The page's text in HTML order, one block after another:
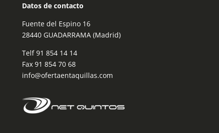
Datos de contacto
Fuente del Espino 16
28440 GUADARRAMA (Madrid)
Telf91 854 14 14
Fax 91 854 70 68
info@ofertaentaquillas.com